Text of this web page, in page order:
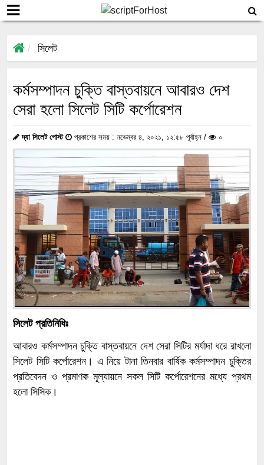
সিলেট
কর্মসম্পাদন চুক্তি বাস্তবায়নে আবারও দেশ
সেরা হলো সিলেট সিটি কর্পোরেশন
দ্যা সিলেট পোস্ট প্রকাশের সময় : নভেম্বর ৪, ২০২১, ১২:৫৮ পূর্বাহ্ন / ০
সিলেট প্রতিনিধিঃ
আবারও কর্মসম্পাদন চুক্তি বাস্তবায়নে দেশ সেরা সিটির মর্যাদা ধরে রাখলো
সিলেট সিটি কর্পোরেশন। এ নিয়ে টানা তিনবার বার্ষিক কর্মসম্পাদন চুক্তির
প্রতিবেদন ও প্রমাণক মূল্যায়নে সকল সিটি কর্পোরেশনের মধ্যে প্রথম
হলো সিসিক।